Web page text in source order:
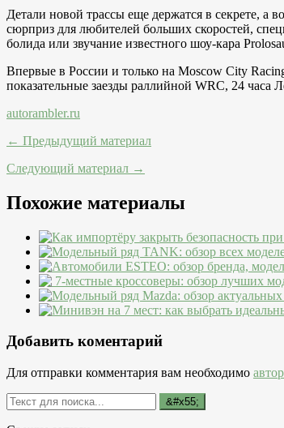
Детали новой трассы еще держатся в секрете, а
сюрприз для любителей больших скоростей,
болида или звучание известного шоу-кара
Впервые в России и только на Moscow City
показательные заезды раллийной WRC, 24
autorambler.ru
← Предыдущий материал
Следующий материал →
Похожие материалы
Добавить коментарий
Для отправки комментария вам необходимо